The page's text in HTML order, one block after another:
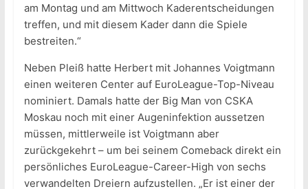
am Montag und am Mittwoch Kaderentscheidungen
treffen, und mit diesem Kader dann die Spiele
bestreiten.“
Neben Pleiß hatte Herbert mit Johannes Voigtmann
einen weiteren Center auf EuroLeague-Top-Niveau
nominiert. Damals hatte der Big Man von CSKA
Moskau noch mit einer Augeninfektion aussetzen
müssen, mittlerweile ist Voigtmann aber
zurückgekehrt – um bei seinem Comeback direkt ein
persönliches EuroLeague-Career-High von sechs
verwandelten Dreiern aufzustellen. „Er ist einer der